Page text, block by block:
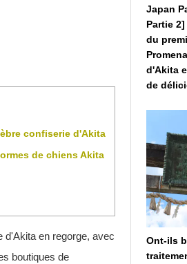
confiserie d'Akita
de chiens Akita
d'Akita en regorge, avec
boutiques de
Japan
Partie
du
d'Akita
de
Ont-ils